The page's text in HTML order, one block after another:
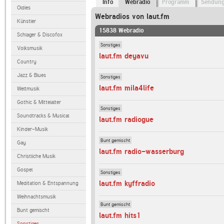
Oldies
Künstler
Schlager & Discofox
Volksmusik
Country
Jazz & Blues
Weltmusik
Gothic & Mittelalter
Soundtracks & Musical
Kinder-Musik
Gay
Christliche Musik
Gospel
Meditation & Entspannung
Weihnachtsmusik
Bunt gemischt
Info Webradio Programm
Webradios von laut.fm
15838 Webradio
Sonstiges
laut.fm deyavu
Sonstiges
laut.fm mila4life
Sonstiges
laut.fm radiogue
Bunt gemischt
laut.fm radio-wasserburg
Sonstiges
laut.fm kyffradio
Bunt gemischt
laut.fm hits1